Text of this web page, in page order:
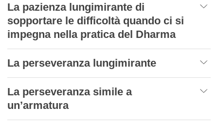
La pazienza lungimirante di
sopportare le difficoltà quando ci si
impegna nella pratica del Dharma
La perseveranza lungimirante
La perseveranza simile a
un’armatura